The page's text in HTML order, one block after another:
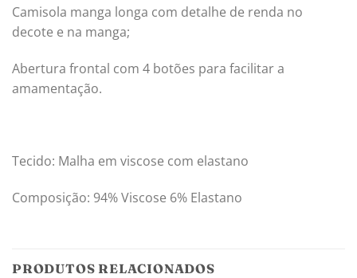
Camisola manga longa com detalhe de renda no
decote e na manga;
Abertura frontal com 4 botões para facilitar a
amamentação.
Tecido: Malha em viscose com elastano
Composição: 94% Viscose 6% Elastano
PRODUTOS RELACIONADOS